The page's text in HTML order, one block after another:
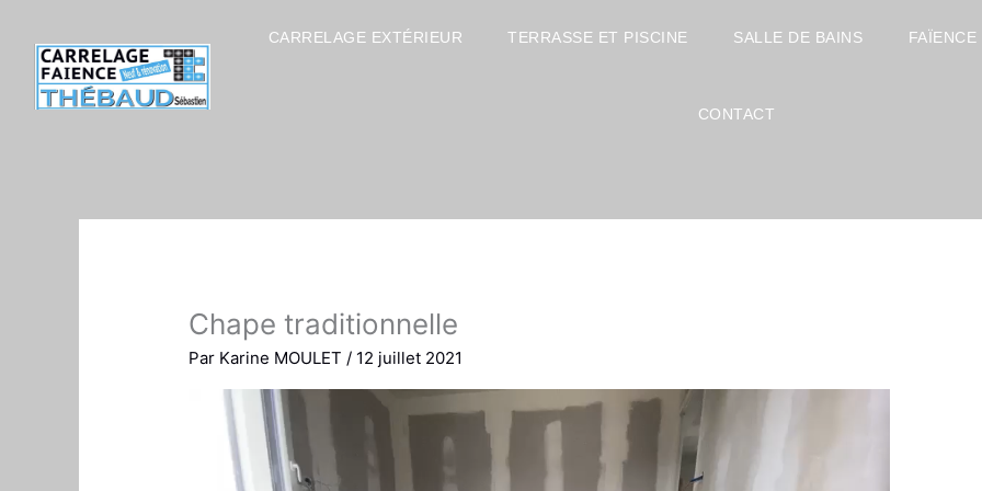
contenu
CARRELAGE EXTÉRIEUR TERRASSE ET PISCINE SALLE DE BAINS
CONTACT
Chape traditionnelle
Par Karine MOULET/ 12 juillet 2021
Lecteur